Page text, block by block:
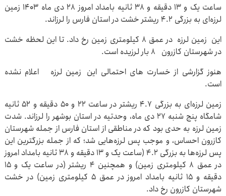
ساعت یک و ۱۳ دقیقه و ۳۸ ثانیه بامداد امروز ۲۸ دی ماه ۱۴۰۳ زمین
لرزه‌ای به بزرگی ۴.۲ ریشتر خشت در استان فارس را لرزاند.
این زمین لرزه در عمق ۸ کیلومتری زمین رخ داد. تا این لحظه خشت
در شهرستان کازرون ۸ بار لرزیده است.
هنوز گزارشی از خسارت های احتمالی این زمین لرزه اعلام نشده
است.
زمین لرزه‌ای به بزرگی ۴.۷ ریشتر در ساعت ۲۲ و ۵۰ دقیقه و ۵۲ ثانیه
شامگاه پنج شنبه ۲۷ دی ماه، وحدتیه در استان بوشهر را لرزاند. شدت
زمین لرزه به حدی بود که در مناطقی از استان فارس از جمله شهرستان
کازرون احساس، و موجب پس لرزه‌هایی شد؛ که از جمله بزرگترین این
پس لرزه‌ها به بزرگی ۴.۲ (ساعت یک و ۱۳ دقیقه و ۳۸ ثانیه بامداد امروز
در عمق ۸ کیلومتری زمین) و همچنین ۴ ریشتر (در ساعت یک و ۱۵
دقیقه و ۱۵ ثانیه بامداد امروز در عمق ۵ کیلومتری زمین) در خشت
شهرستان کازرون رخ داد.